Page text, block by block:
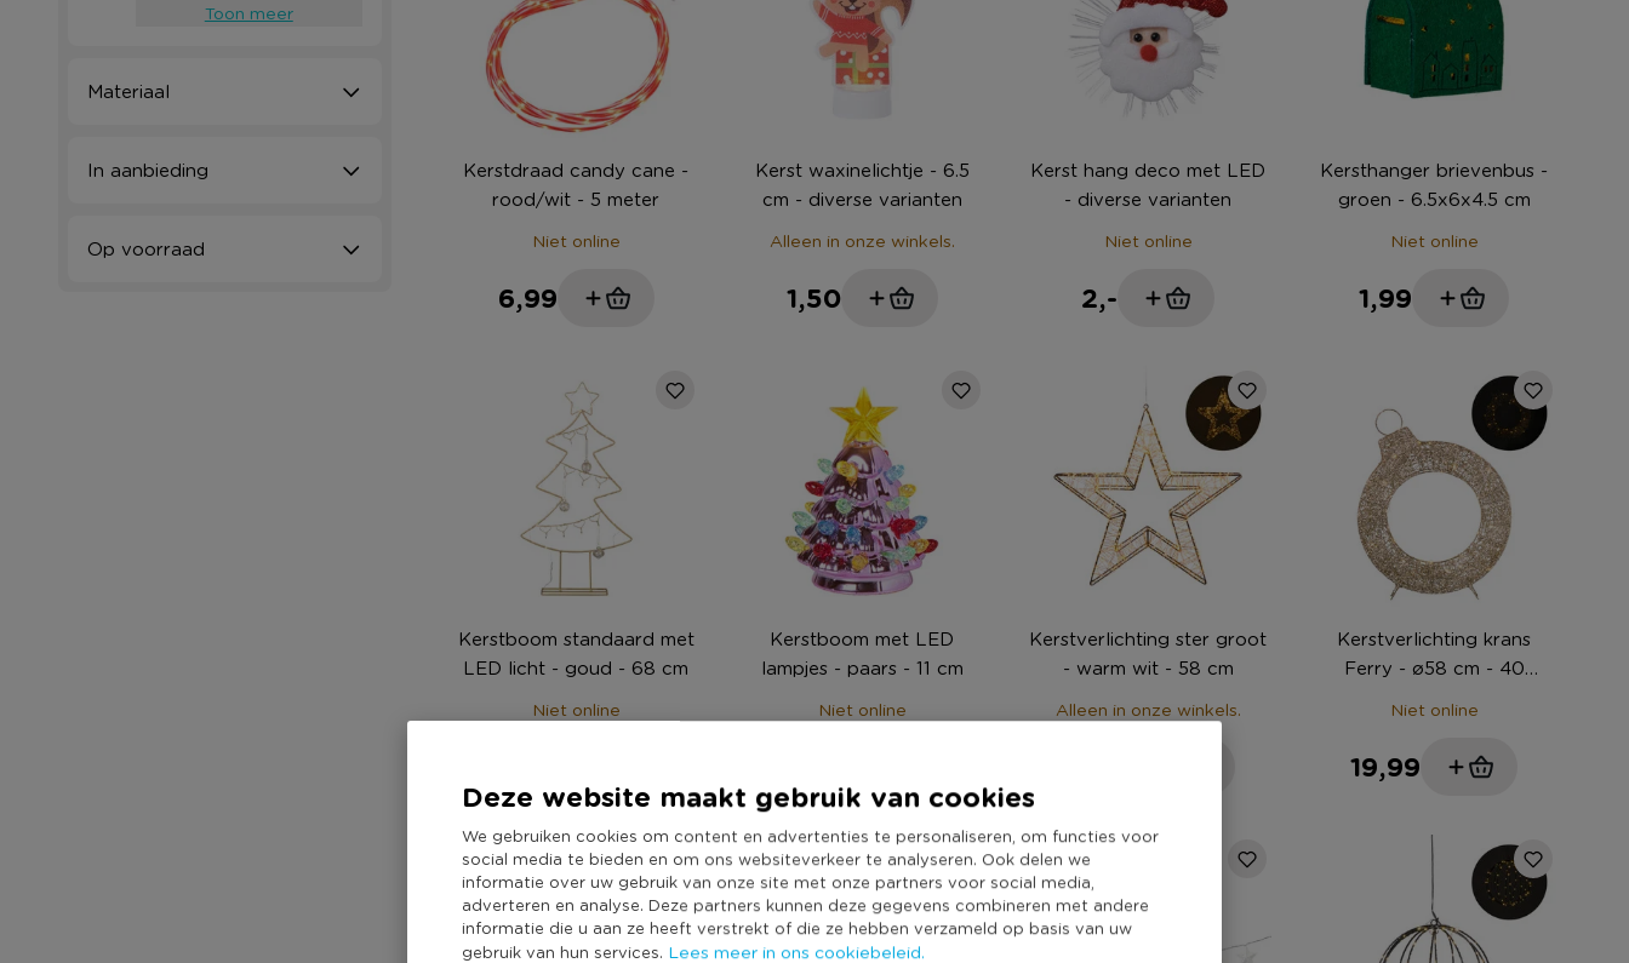
Deze website maakt gebruik van cookies
We gebruiken cookies om content en advertenties te personaliseren, om functies voor
social media te bieden en om ons websiteverkeer te analyseren. Ook delen we
informatie over uw gebruik van onze site met onze partners voor social media,
adverteren en analyse. Deze partners kunnen deze gegevens combineren met andere
informatie die u aan ze heeft verstrekt of die ze hebben verzameld op basis van uw
gebruik van hun services. Lees meer in ons cookiebeleid.
Toon meer
Materiaal
In aanbieding
Op voorraad
Kerstdraad candy cane -
rood/wit - 5 meter
Niet online
6,99
Kerst waxinelichtje - 6.5
cm - diverse varianten
Alleen in onze winkels.
1,50
Kerst hang deco met LED
- diverse varianten
Niet online
2,-
Kersthanger brievenbus -
groen - 6.5x6x4.5 cm
Niet online
1,99
Kerstboom standaard met
LED licht - goud - 68 cm
Niet online
Kerstboom met LED
lampjes - paars - 11 cm
Niet online
Kerstverlichting ster groot
- warm wit - 58 cm
Alleen in onze winkels.
Kerstverlichting krans
Ferry - ø58 cm - 40
Niet online
19,99